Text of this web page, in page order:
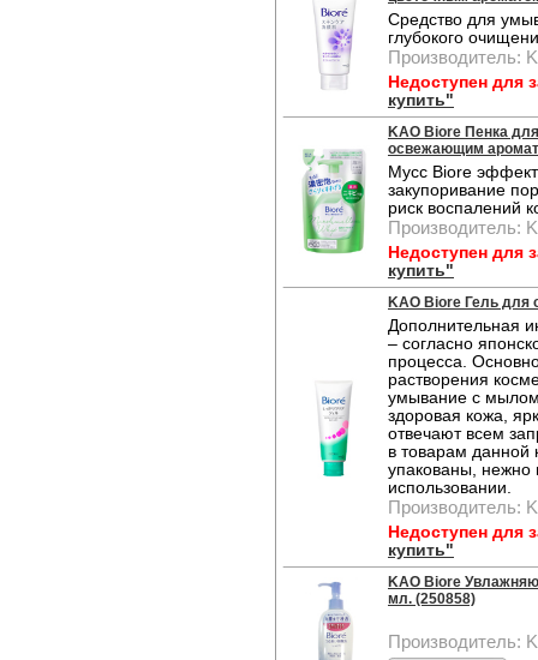
Средство для
глубокого
Производитель:
Недоступен для
купить"
KAO Biore Пенка
освежающим
Мусс Biore
закупоривание
риск воспалений
Производитель:
Недоступен для
купить"
KAO Biore Гель для
Дополнительная
– согласно
процесса.
растворения
умывание с
здоровая кожа,
отвечают всем
в товарам данной
упакованы, нежно
использовании.
Производитель:
Недоступен для
купить"
KAO Biore
мл. (250858)
Производитель: